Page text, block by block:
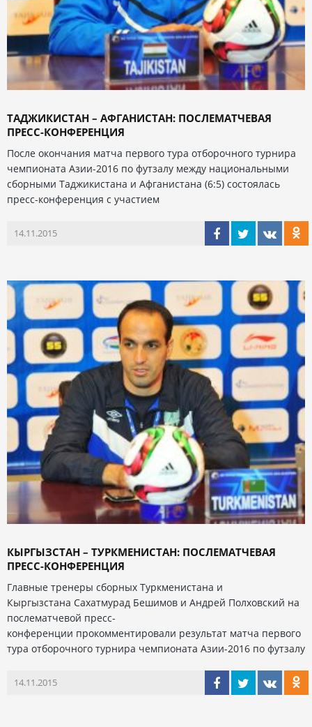
ТАДЖИКИСТАН – АФГАНИСТАН: ПОСЛЕМАТЧЕВАЯ
ПРЕСС-КОНФЕРЕНЦИЯ
После окончания матча первого тура отборочного турнира
чемпионата Азии-2016 по футзалу между национальными
сборными Таджикистана и Афганистана (6:5) состоялась
пресс-конференция с участием
14.11.2015
КЫРГЫЗСТАН – ТУРКМЕНИСТАН: ПОСЛЕМАТЧЕВАЯ
ПРЕСС-КОНФЕРЕНЦИЯ
Главные тренеры сборных Туркменистана и
Кыргызстана Сахатмурад Бешимов и Андрей Полховский на
послематчевой пресс-
конференции прокомментировали результат матча первого
тура отборочного турнира чемпионата Азии-2016 по футзалу
14.11.2015